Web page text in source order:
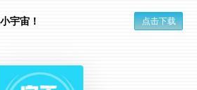
宇宙！ 点击下载